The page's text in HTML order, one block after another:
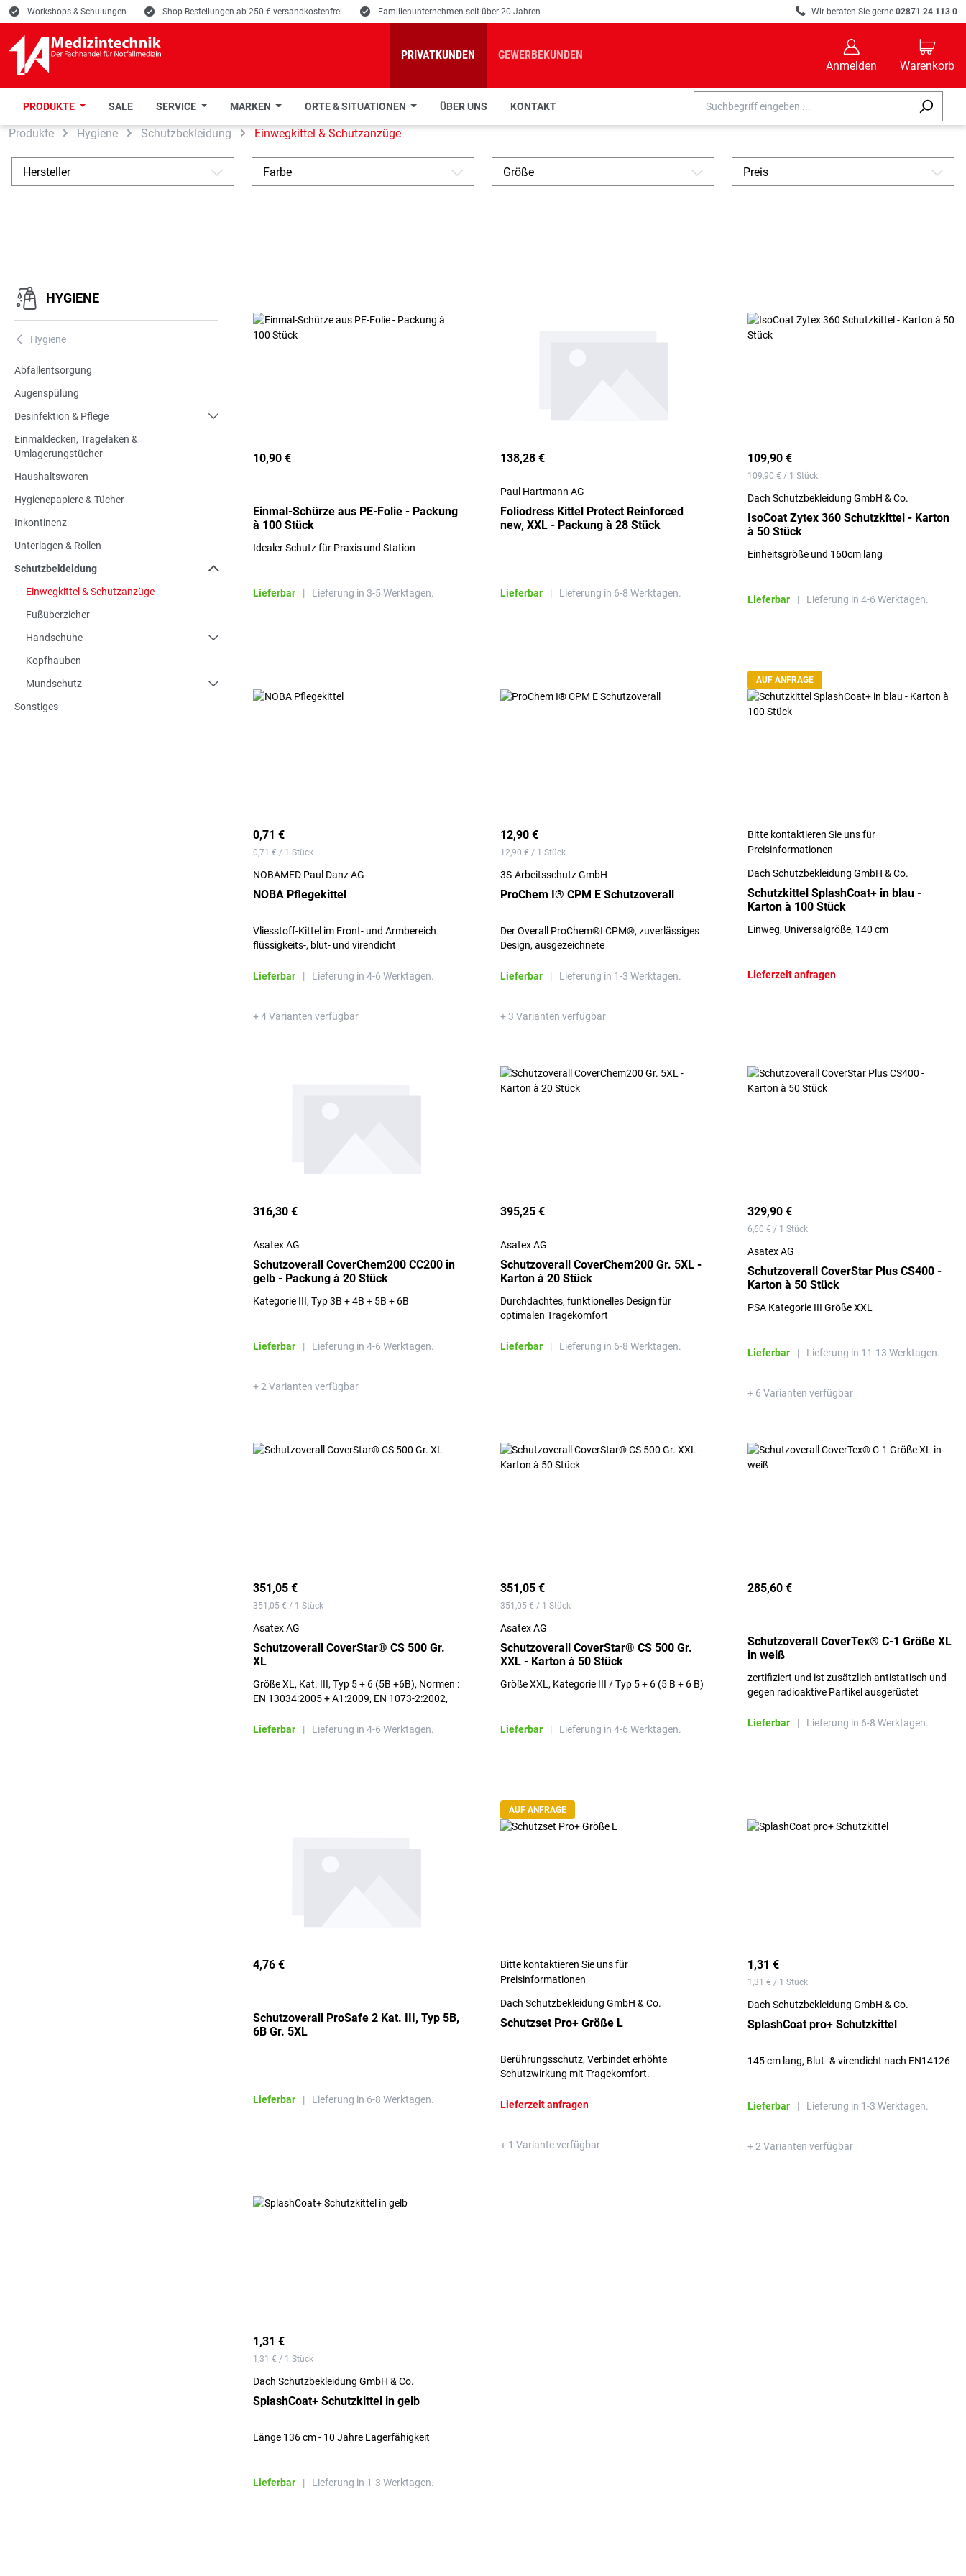
Hauptinhalt springen
Zur Suche springen
Zur Hauptnavigation springen
E Workshops & Schulungen E Shop-Bestellungen ab 250 € versandkostenfrei E Familienunternehmen seit über 20 Jahren R Wir beraten Sie gerne 02871 24 113 0
PRIVATKUNDEN GEWERBEKUNDEN
B
Anmelden
C
Warenkorb
PRODUKTE SALE SERVICE MARKEN ORTE & SITUATIONEN ÜBER UNS KONTAKT
Produkte Hygiene Schutzbekleidung Einwegkittel & Schutzanzüge
Hersteller A Farbe A Größe A Preis A
HYGIENE
A Hygiene
Abfallentsorgung
Augenspülung
Desinfektion & Pflege
Einmaldecken, Tragelaken &
Umlagerungstücher
Haushaltswaren
Hygienepapiere & Tücher
Inkontinenz
Unterlagen & Rollen
Schutzbekleidung
Einwegkittel & Schutzanzüge
Fußüberzieher
Handschuhe
Kopfhauben
Mundschutz
Sonstiges
10,90 €
Einmal-Schürze aus PE-Folie - Packung
à 100 Stück
Idealer Schutz für Praxis und Station
Lieferbar | Lieferung in 3-5 Werktagen.
138,28 €
Paul Hartmann AG
Foliodress Kittel Protect Reinforced
new, XXL - Packung à 28 Stück
Lieferbar | Lieferung in 6-8 Werktagen.
109,90 €
109,90 € / 1 Stück
Dach Schutzbekleidung GmbH & Co.
IsoCoat Zytex 360 Schutzkittel - Karton
à 50 Stück
Einheitsgröße und 160cm lang
Lieferbar | Lieferung in 4-6 Werktagen.
0,71 €
0,71 € / 1 Stück
NOBAMED Paul Danz AG
NOBA Pflegekittel
Vliesstoff-Kittel im Front- und Armbereich
flüssigkeits-, blut- und virendicht
Lieferbar | Lieferung in 4-6 Werktagen.
+ 4 Varianten verfügbar
12,90 €
12,90 € / 1 Stück
3S-Arbeitsschutz GmbH
ProChem I® CPM E Schutzoverall
Der Overall ProChem®I CPM®, zuverlässiges
Design, ausgezeichnete
Lieferbar
| Lieferung in 1-3 Werktagen.
+ 3 Varianten verfügbar
AUF ANFRAGE
Bitte kontaktieren Sie uns für
Preisinformationen
Dach Schutzbekleidung GmbH & Co.
Schutzkittel SplashCoat+ in blau -
Karton à 100 Stück
Einweg, Universalgröße, 140 cm
Lieferzeit anfragen
316,30 €
Asatex AG
Schutzoverall CoverChem200 CC200 in
gelb - Packung à 20 Stück
Kategorie III, Typ 3B + 4B + 5B + 6B
Lieferbar | Lieferung in 4-6 Werktagen.
+ 2 Varianten verfügbar
395,25 €
Asatex AG
Schutzoverall CoverChem200 Gr. 5XL -
Karton à 20 Stück
Durchdachtes, funktionelles Design für
optimalen Tragekomfort
Lieferbar | Lieferung in 6-8 Werktagen.
329,90 €
6,60 € / 1 Stück
Asatex AG
Schutzoverall CoverStar Plus CS400 -
Karton à 50 Stück
PSA Kategorie III Größe XXL
Lieferbar | Lieferung in 11-13 Werktagen.
+ 6 Varianten verfügbar
351,05 €
351,05 € / 1 Stück
Asatex AG
Schutzoverall CoverStar® CS 500 Gr.
XL
Größe XL, Kat. III, Typ 5 + 6 (5B +6B), Normen :
EN 13034:2005 + A1:2009, EN 1073-2:2002,
Lieferbar
| Lieferung in 4-6 Werktagen.
351,05 €
351,05 € / 1 Stück
Asatex AG
Schutzoverall CoverStar® CS 500 Gr.
XXL - Karton à 50 Stück
Größe XXL, Kategorie III / Typ 5 + 6 (5 B + 6 B)
Lieferbar | Lieferung in 4-6 Werktagen.
285,60 €
Schutzoverall CoverTex® C-1 Größe XL
in weiß
zertifiziert und ist zusätzlich antistatisch und
gegen radioaktive Partikel ausgerüstet
Lieferbar | Lieferung in 6-8 Werktagen.
4,76 €
Schutzoverall ProSafe 2 Kat. III, Typ 5B,
6B Gr. 5XL
Lieferbar | Lieferung in 6-8 Werktagen.
AUF ANFRAGE
Bitte kontaktieren Sie uns für
Preisinformationen
Dach Schutzbekleidung GmbH & Co.
Schutzset Pro+ Größe L
Berührungsschutz, Verbindet erhöhte
Schutzwirkung mit Tragekomfort.
Lieferzeit anfragen
+ 1 Variante verfügbar
1,31 €
1,31 € / 1 Stück
Dach Schutzbekleidung GmbH & Co.
SplashCoat pro+ Schutzkittel
145 cm lang, Blut- & virendicht nach EN14126
Lieferbar | Lieferung in 1-3 Werktagen.
+ 2 Varianten verfügbar
1,31 €
1,31 € / 1 Stück
Dach Schutzbekleidung GmbH & Co.
SplashCoat+ Schutzkittel in gelb
Länge 136 cm - 10 Jahre Lagerfähigkeit
Lieferbar | Lieferung in 1-3 Werktagen.